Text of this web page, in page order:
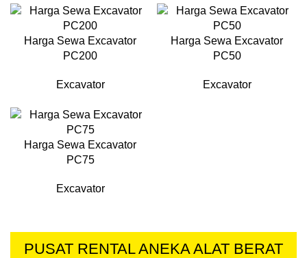
Harga Sewa Excavator
PC200
Excavator
Harga Sewa Excavator
PC50
Excavator
Harga Sewa Excavator
PC75
Excavator
PUSAT RENTAL ANEKA ALAT BERAT